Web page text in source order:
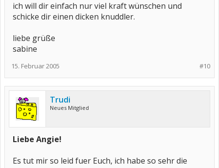
ich will dir einfach nur viel kraft wünschen und
schicke dir einen dicken knuddler.
liebe grüße
sabine
#10
15. Februar 2005
Trudi
Neues Mitglied
Liebe Angie!
Es tut mir so leid fuer Euch, ich habe so sehr die